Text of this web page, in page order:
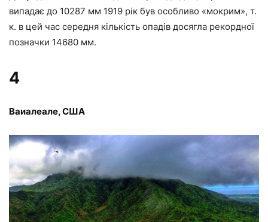
випадає до 10287 мм 1919 рік був особливо «мокрим», т.
к. в цей час середня кількість опадів досягла рекордної
позначки 14680 мм.
4
Ваиалеале, США